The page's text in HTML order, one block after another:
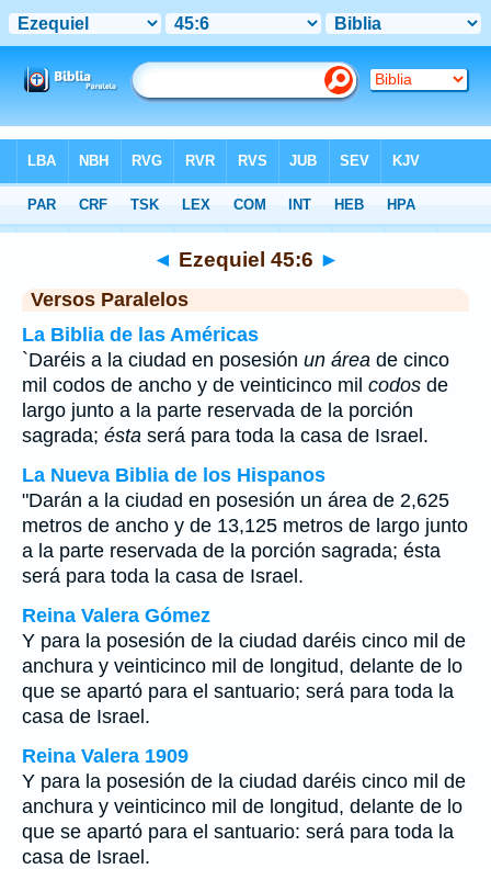
>Ezequiel Capítulo 45 > Verso 6
◄ Ezequiel 45:6 ►
Versos Paralelos
La Biblia de las Américas
`Daréis a la ciudad en posesión un área de cinco
mil codos de ancho y de veinticinco mil codos de
largo junto a la parte reservada de la porción
sagrada; ésta será para toda la casa de Israel.
La Nueva Biblia de los Hispanos
"Darán a la ciudad en posesión un área de 2,625
metros de ancho y de 13,125 metros de largo junto
a la parte reservada de la porción sagrada; ésta
será para toda la casa de Israel.
Reina Valera Gómez
Y para la posesión de la ciudad daréis cinco mil de
anchura y veinticinco mil de longitud, delante de lo
que se apartó para el santuario; será para toda la
casa de Israel.
Reina Valera 1909
Y para la posesión de la ciudad daréis cinco mil de
anchura y veinticinco mil de longitud, delante de lo
que se apartó para el santuario: será para toda la
casa de Israel.